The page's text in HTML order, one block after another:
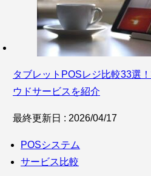
タブレットPOSレジ比較33選
ウドサービスを紹介
最終更新日 : 2026/04/17
POSシステム
サービス比較